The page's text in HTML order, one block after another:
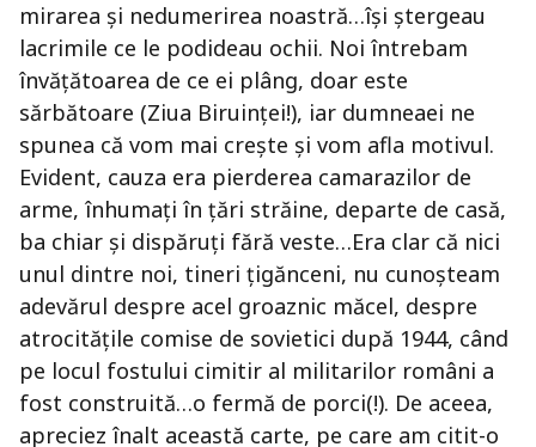
mirarea și nedumerirea noastră…își ștergeau
lacrimile ce le podideau ochii. Noi întrebam
învățătoarea de ce ei plâng, doar este
sărbătoare (Ziua Biruinței!), iar dumneaei ne
spunea că vom mai crește și vom afla motivul.
Evident, cauza era pierderea camarazilor de
arme, înhumați în țări străine, departe de casă,
ba chiar și dispăruți fără veste…Era clar că nici
unul dintre noi, tineri țigănceni, nu cunoșteam
adevărul despre acel groaznic măcel, despre
atrocitățile comise de sovietici după 1944, când
pe locul fostului cimitir al militarilor români a
fost construită…o fermă de porci(!). De aceea,
apreciez înalt această carte, pe care am citit-o